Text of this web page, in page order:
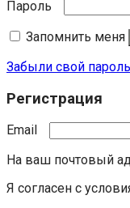
Пароль
Запомнить меня
Забыли свой
Регистрация
Email
На ваш почтовый
Я согласен с